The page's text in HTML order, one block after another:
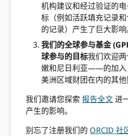
机构建议和经过验证的
标（例如活跃填充记录
的记录）产生了巨大影响
我们的全球参与基金
球参与的目标我们欢迎
嫩和尼日利亚——的加入
美洲区域财团在内的其他
我们邀请您探索报告全文进
产生的影响。
别忘了注册我们的 ORCID 社